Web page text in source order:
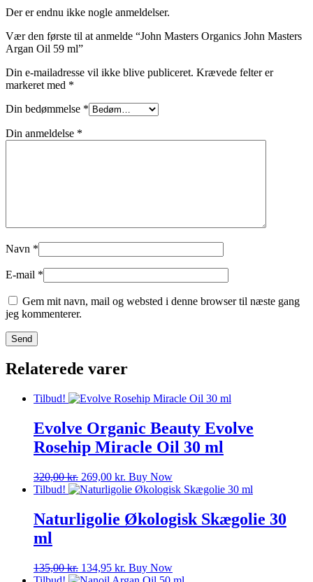
Der er endnu ikke nogle anmeldelser.
Vær den første til at anmelde “John Masters Organics John Masters
Argan Oil 59 ml”
Din e-mailadresse vil ikke blive publiceret. Krævede felter er
markeret med *
Din bedømmelse *
Din anmeldelse *
Navn *
E-mail *
Gem mit navn, mail og websted i denne browser til næste gang
jeg kommenterer.
Relaterede varer
Tilbud!
Evolve Organic Beauty Evolve
Rosehip Miracle Oil 30 ml
320,00kr. Den
oprindelige
var:
320,00 kr..
269,00 kr. Den
aktuelle
er:
269,00 kr..
Buy Now
Tilbud!
Naturligolie Økologisk Skægolie 30
ml
135,00kr. Den
oprindelige
134,95 kr. Den
aktuelle
Buy Now